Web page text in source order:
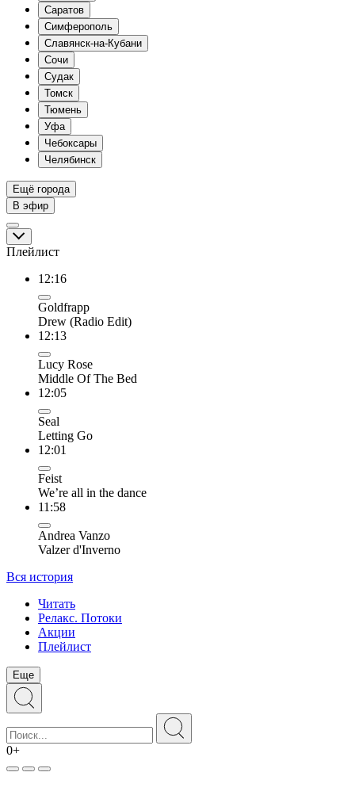
Саратов
Симферополь
Славянск-на-Кубани
Сочи
Судак
Томск
Тюмень
Уфа
Чебоксары
Челябинск
Ещё города
В эфир
Плейлист
12:16
Goldfrapp
Drew (Radio Edit)
12:13
Lucy Rose
Middle Of The Bed
12:05
Seal
Letting Go
12:01
Feist
We’re all in the dance
11:58
Andrea Vanzo
Valzer d'Inverno
Вся история
Читать
Релакс. Потоки
Акции
Плейлист
Еще
0+